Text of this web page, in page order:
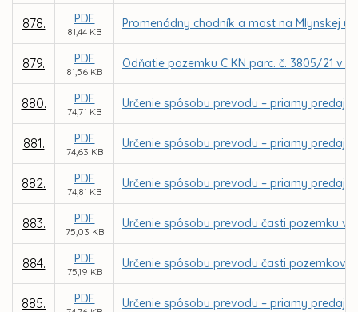
878. PDF
81,44 KB
Promenádny chodník a most na Mlynskej
879. PDF
81,56 KB
Odňatie pozemku C KN parc. č. 3805/21 v
880. PDF
74,71 KB
Určenie spôsobu prevodu – priamy predaj
881. PDF
74,63 KB
Určenie spôsobu prevodu – priamy predaj
882. PDF
74,81 KB
Určenie spôsobu prevodu – priamy predaj
883. PDF
75,03 KB
Určenie spôsobu prevodu časti pozemku v
884. PDF
75,19 KB
Určenie spôsobu prevodu časti pozemkov
885. PDF Určenie spôsobu prevodu – priamy predaj